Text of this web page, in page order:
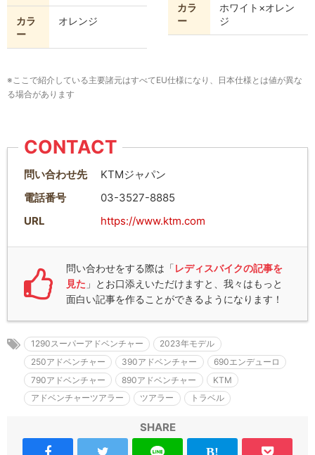
カラ
ー
オレンジ
カラ
ー
ホワイト×オレン
ジ
※ここで紹介している主要諸元はすべてEU仕様になり、日本仕様とは値が異な
る場合があります
CONTACT
問い合わせ先
KTMジャパン
電話番号
03-3527-8885
URL
https://www.ktm.com
問い合わせをする際は「 レディスバイクの記事を
見た 」とお口添えいただけますと、我々はもっと
面白い記事を作ることができるようになります！
1290スーパーアドベンチャー
2023年モデル
250アドベンチャー
390アドベンチャー
690エンデューロ
790アドベンチャー
890アドベンチャー
KTM
アドベンチャーツアラー
ツアラー トラベル
SHARE